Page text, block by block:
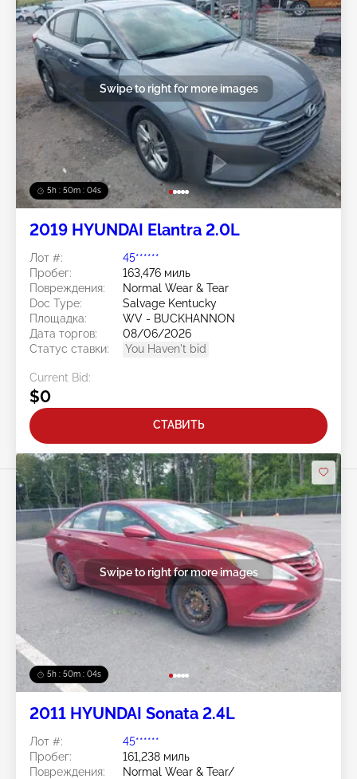
5h : 50m : 01s
Swipe to right for more images
2019 HYUNDAI Elantra 2.0L
Лот #:
45******
Пробег:
163,476 миль
Повреждения:
Normal Wear & Tear
Doc Type:
Salvage Kentucky
Площадка:
WV - BUCKHANNON
Дата торгов:
08/06/2026
Статус ставки:
You Haven't bid
Current Bid:
$0
СТАВИТЬ
5h : 50m : 01s
Swipe to right for more images
2011 HYUNDAI Sonata 2.4L
Лот #:
45******
Пробег:
161,238 миль
Повреждения:
Normal Wear & Tear/